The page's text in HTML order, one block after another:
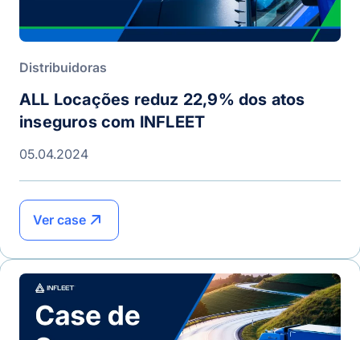
Distribuidoras
ALL Locações reduz 22,9% dos atos
inseguros com INFLEET
05.04.2024
Ver case